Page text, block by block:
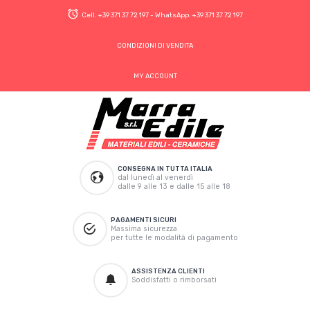
Cell. +39 371 37 72 197- WhatsApp. +39 371 37 72 197
CONDIZIONI DI VENDITA
MY ACCOUNT
CONSEGNA IN TUTTA ITALIA
dal lunedì al venerdì
dalle 9 alle 13 e dalle 15 alle 18
PAGAMENTI SICURI
Massima sicurezza
per tutte le modalità di pagamento
ASSISTENZA CLIENTI
Soddisfatti o rimborsati